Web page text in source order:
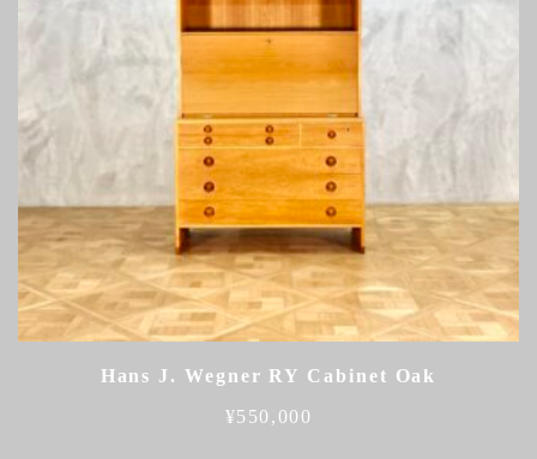
Hans J. Wegner RY Cabinet Oak
¥550,000